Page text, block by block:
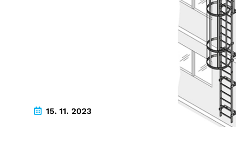
15. 11. 2023